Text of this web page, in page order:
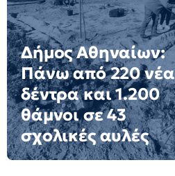
Δήμος Αθηναίων:
Πάνω από 220 νέα
δέντρα και 1.200
θάμνοι σε 43
σχολικές αυλές